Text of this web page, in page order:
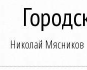
Николай Мясников